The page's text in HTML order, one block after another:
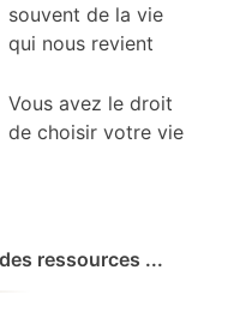
souvent de la vie
qui nous revient
Vous avez le droit
de choisir votre vie
ressources ...